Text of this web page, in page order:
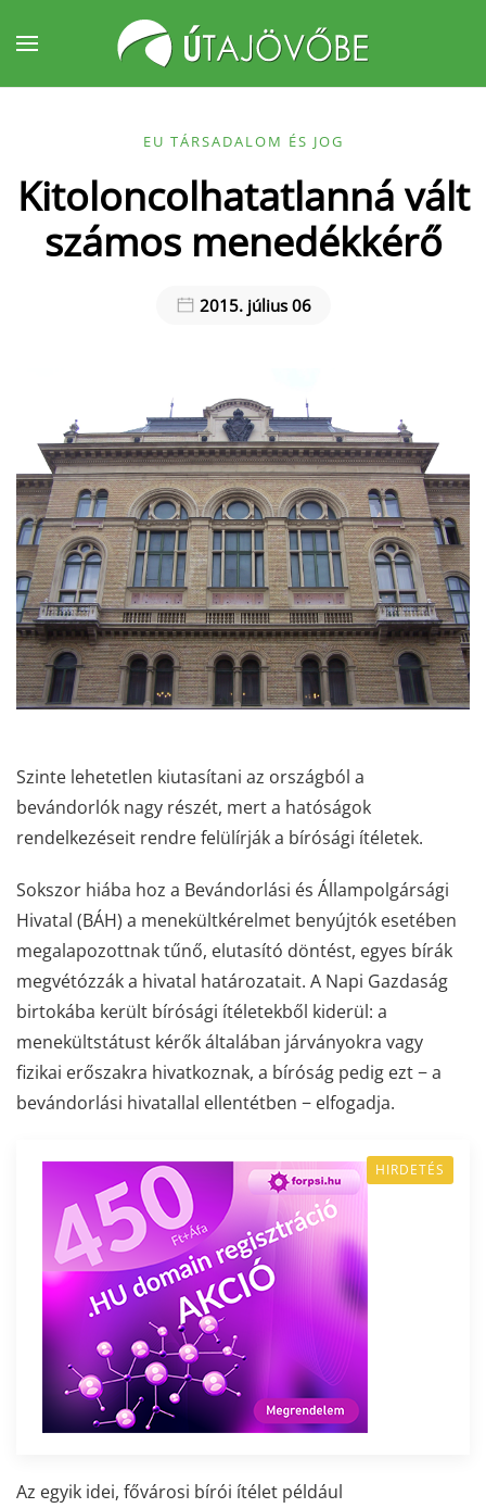
Fő tartalom átugrása
EU TÁRSADALOM ÉS JOG
Kitoloncolhatatlanná vált
számos menedékkérő
2015. július 06
Szinte lehetetlen kiutasítani az országból a
bevándorlók nagy részét, mert a hatóságok
rendelkezéseit rendre felülírják a bírósági ítéletek.
Sokszor hiába hoz a Bevándorlási és Állampolgársági
Hivatal (BÁH) a menekültkérelmet benyújtók esetében
megalapozottnak tűnő, elutasító döntést, egyes bírák
megvétózzák a hivatal határozatait. A Napi Gazdaság
birtokába került bírósági ítéletekből kiderül: a
menekültstátust kérők általában járványokra vagy
fizikai erőszakra hivatkoznak, a bíróság pedig ezt − a
bevándorlási hivatallal ellentétben − elfogadja.
HIRDETÉS
Az egyik idei, fővárosi bírói ítélet például